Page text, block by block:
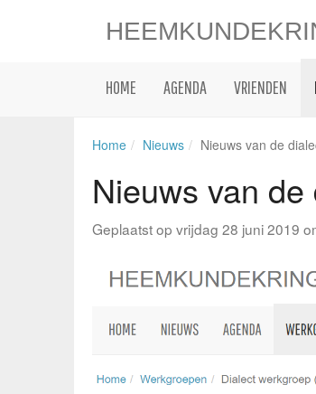
HOME AGENDA VRIENDEN
Home Nieuws Nieuws van de
Nieuws van
Geplaatst op vrijdag 28 juni 2019